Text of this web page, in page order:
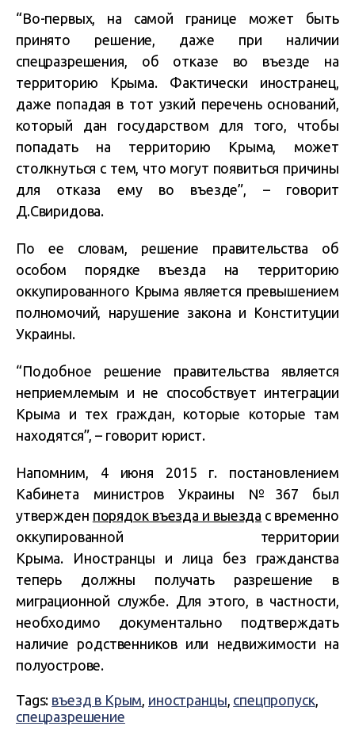
“Во-первых, на самой границе может быть
принято решение, даже при наличии
спецразрешения, об отказе во въезде на
территорию Крыма. Фактически иностранец,
даже попадая в тот узкий перечень оснований,
который дан государством для того, чтобы
попадать на территорию Крыма, может
столкнуться с тем, что могут появиться причины
для отказа ему во въезде”, – говорит
Д.Свиридова.
По ее словам, решение правительства об
особом порядке въезда на территорию
оккупированного Крыма является превышением
полномочий, нарушение закона и Конституции
Украины.
“Подобное решение правительства является
неприемлемым и не способствует интеграции
Крыма и тех граждан, которые которые там
находятся”, – говорит юрист.
Напомним, 4 июня 2015 г. постановлением
Кабинета министров Украины №367 был
утвержден порядок въезда и выезда с временно
оккупированной территории
Крыма. Иностранцы и лица без гражданства
теперь должны получать разрешение в
миграционной службе. Для этого, в частности,
необходимо документально подтверждать
наличие родственников или недвижимости на
полуострове.
Tags: въезд в Крым иностранцы спецпропуск,
спецразрешение